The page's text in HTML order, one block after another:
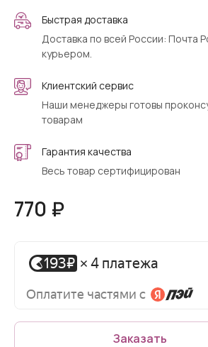
Быстрая доставка
Доставка по всей России: Почта
курьером.
Клиентский сервис
Наши менеджеры готовы
товарам
Гарантия качества
Весь товар сертифицирован
770 ₽
Заказать